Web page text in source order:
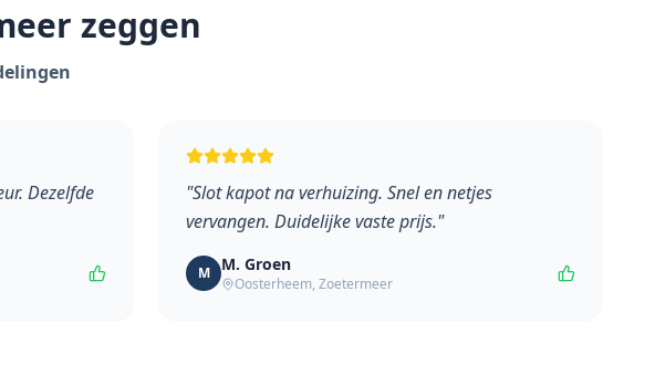
zeggen
Dezelfde
"Slot kapot na verhuizing. Snel en netjes
vervangen. Duidelijke vaste prijs."
M M. Groen
Oosterheem, Zoetermeer